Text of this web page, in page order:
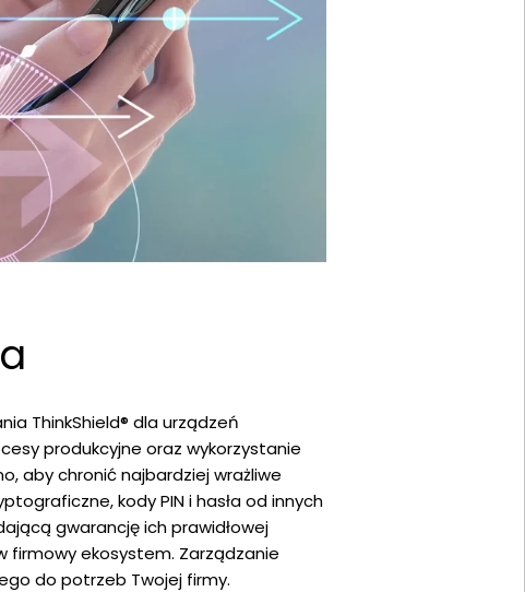
ThinkShield® dla urządzeń
produkcyjne oraz wykorzystanie
aby chronić najbardziej wrażliwe
kody PIN i hasła od innych
gwarancję ich prawidłowej
firmowy ekosystem. Zarządzanie
do potrzeb Twojej firmy.